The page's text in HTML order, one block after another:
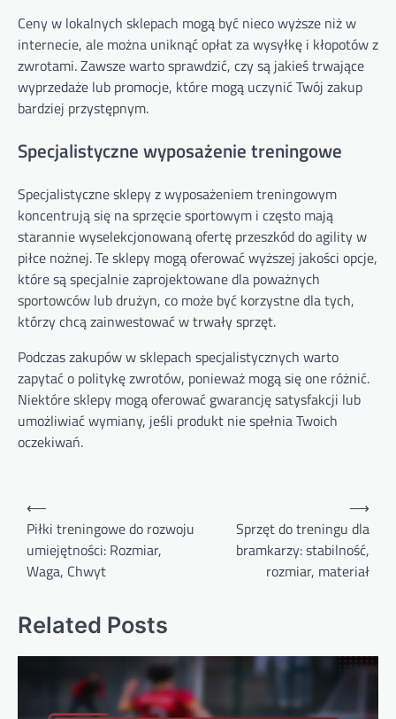
Ceny w lokalnych sklepach mogą być nieco wyższe niż w
internecie, ale można uniknąć opłat za wysyłkę i kłopotów z
zwrotami. Zawsze warto sprawdzić, czy są jakieś trwające
wyprzedaże lub promocje, które mogą uczynić Twój zakup
bardziej przystępnym.
Specjalistyczne wyposażenie treningowe
Specjalistyczne sklepy z wyposażeniem treningowym
koncentrują się na sprzęcie sportowym i często mają
starannie wyselekcjonowaną ofertę przeszkód do agility w
piłce nożnej. Te sklepy mogą oferować wyższej jakości opcje,
które są specjalnie zaprojektowane dla poważnych
sportowców lub drużyn, co może być korzystne dla tych,
którzy chcą zainwestować w trwały sprzęt.
Podczas zakupów w sklepach specjalistycznych warto
zapytać o politykę zwrotów, ponieważ mogą się one różnić.
Niektóre sklepy mogą oferować gwarancję satysfakcji lub
umożliwiać wymiany, jeśli produkt nie spełnia Twoich
oczekiwań.
Post
navigation
⟵
Piłki treningowe do rozwoju
umiejętności: Rozmiar,
Waga, Chwyt
Sprzęt do treningu dla
bramkarzy: stabilność,
rozmiar, materiał
⟶
Related Posts